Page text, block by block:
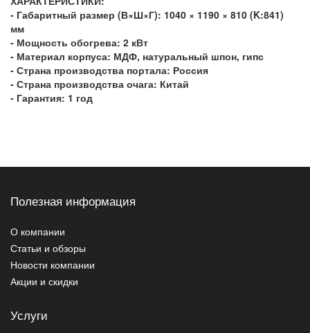
- Габаритный размер (В×Ш×Г): 1040 × 1190 × 810 (K:841)
мм
- Мощность обогрева: 2 кВт
- Материал корпуса: МДФ, натуральный шпон, гипс
- Страна производства портала: Россия
- Страна производства очага: Китай
- Гарантия: 1 год
Полезная информация
О компании
Статьи и обзоры
Новости компании
Акции и скидки
Услуги